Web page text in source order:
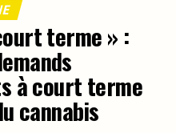
terme » :
à court terme
cannabis